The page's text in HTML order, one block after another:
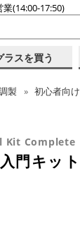
(14:00-17:50)
ラスを買う
製 初心者向
Kit Complete
門キッ